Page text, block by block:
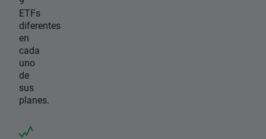
ETFs
diferentes
en
cada
uno
de
sus
planes.